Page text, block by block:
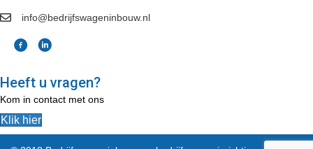
info@bedrijfswageninbouw.nl
Heeft u vragen?
Kom in contact met ons
Klik hier